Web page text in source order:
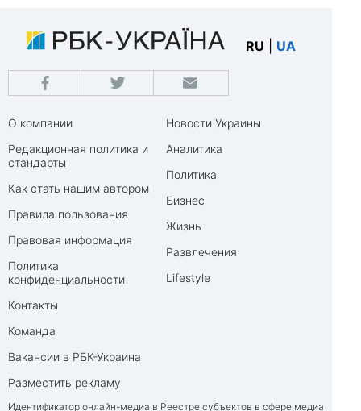
RU UA
О компании
Редакционная политика и
стандарты
Как стать нашим автором
Правила пользования
Правовая информация
Политика
конфиденциальности
Контакты
Команда
Вакансии в РБК-Украина
Разместить рекламу
Новости Украины
Аналитика
Политика
Бизнес
Жизнь
Развлечения
Lifestyle
Идентификатор онлайн-медиа в Реестре субъектов в сфере медиа